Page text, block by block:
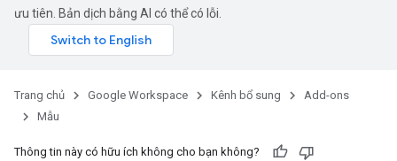
ưu tiên. Bản dịch bằng AI có thể có lỗi.
Trang chủ Google Workspace Kênh bổ sung
Add-ons
Mẫu
Thông tin này có hữu ích không cho bạn không?